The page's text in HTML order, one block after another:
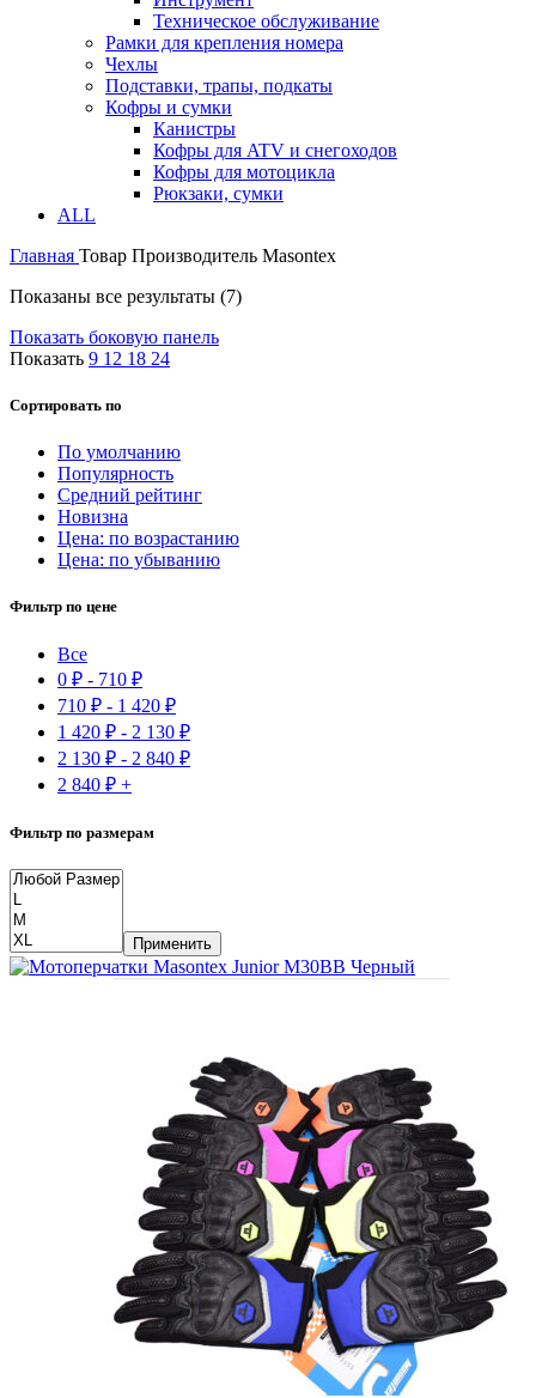
Техническое обслуживание
Рамки для крепления номера
Чехлы
Подставки, трапы, подкаты
Кофры и сумки
Канистры
Кофры для ATV и снегоходов
Кофры для мотоцикла
Рюкзаки, сумки
ALL
Главная Товар Производитель Masontex
Показаны все результаты (7)
Показать боковую панель
Показать 9 12 18 24
Сортировать по
По умолчанию
Популярность
Средний рейтинг
Новизна
Цена: по возрастанию
Цена: по убыванию
Фильтр по цене
Все
0 ₽ - 710 ₽
710 ₽ - 1 420 ₽
1 420 ₽ - 2 130 ₽
2 130 ₽ - 2 840 ₽
2 840 ₽ +
Фильтр по размерам
Применить